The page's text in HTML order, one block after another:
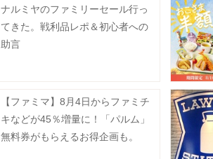
ナルミヤのファミリーセール行っ
てきた。戦利品レポ＆初心者への
助言
【ファミマ】8月4日からファミチ
キなどが45％増量に！「パルム」
無料券がもらえるお得企画も。